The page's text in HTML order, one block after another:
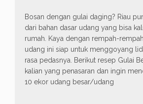
Bosan dengan gulai daging? Riau
dari bahan dasar udang yang bisa
rumah. Kaya dengan rempah-
udang ini siap untuk menggoyang
rasa pedasnya. Berikut resep Gulai
kalian yang penasaran dan ingin
10 ekor udang besar/udang